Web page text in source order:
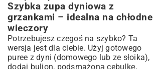
Szybka zupa dyniowa z
grzankami – idealna na chłodne
wieczory
Potrzebujesz czegoś na szybko? Ta
wersja jest dla ciebie. Użyj gotowego
puree z dyni (domowego lub ze słoika),
dodaj bulion, podsmażoną cebulkę,